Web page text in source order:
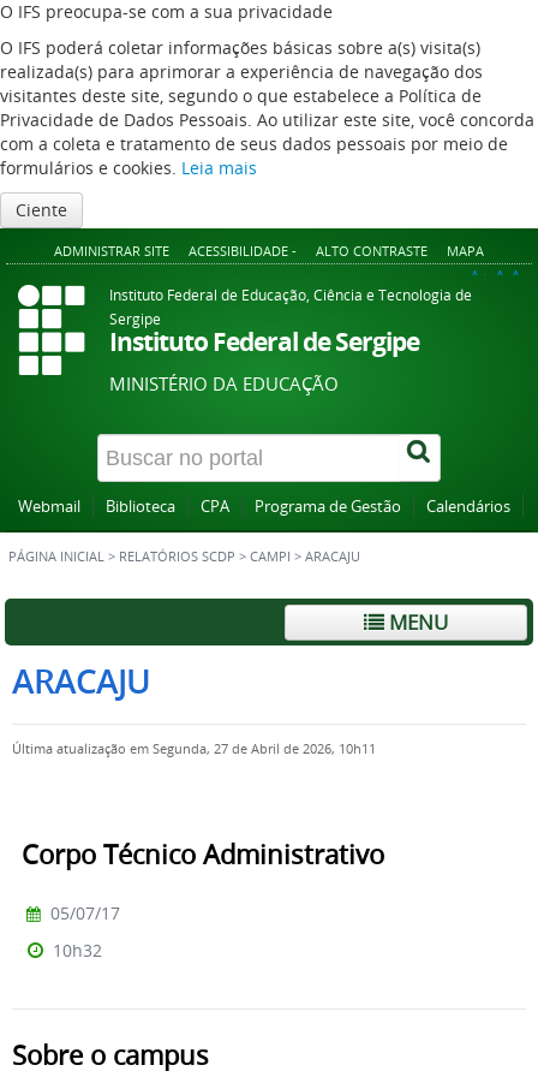
O IFS preocupa-se com a sua privacidade
O IFS poderá coletar informações básicas sobre a(s) visita(s)
realizada(s) para aprimorar a experiência de navegação dos
visitantes deste site, segundo o que estabelece a Política de
Privacidade de Dados Pessoais. Ao utilizar este site, você concorda
com a coleta e tratamento de seus dados pessoais por meio de
formulários e cookies. Leia mais
Ciente
ADMINISTRAR SITE ACESSIBILIDADE - ALTO CONTRASTE MAPA
A+ A A-
Instituto Federal de Educação, Ciência e Tecnologia de
Sergipe
Instituto Federal de Sergipe
MINISTÉRIO DA EDUCAÇÃO
Webmail Biblioteca CPA Programa de Gestão Calendários
PÁGINA INICIAL > RELATÓRIOS SCDP > CAMPI > ARACAJU
MENU
ARACAJU
Última atualização em Segunda, 27 de Abril de 2026, 10h11
Corpo Técnico Administrativo
05/07/17
10h32
Sobre o campus